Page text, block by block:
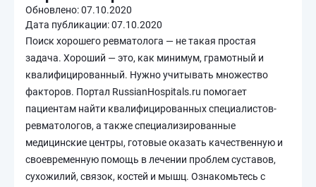
Обновлено:07.10.2020
Дата публикации:07.10.2020
Поиск хорошего ревматолога — не такая простая
задача. Хороший — это, как минимум, грамотный и
квалифицированный. Нужно учитывать множество
факторов. Портал RussianHospitals.ru помогает
пациентам найти квалифицированных специалистов-
ревматологов, а также специализированные
медицинские центры, готовые оказать качественную и
своевременную помощь в лечении проблем суставов,
сухожилий, связок, костей и мышц. Ознакомьтесь с